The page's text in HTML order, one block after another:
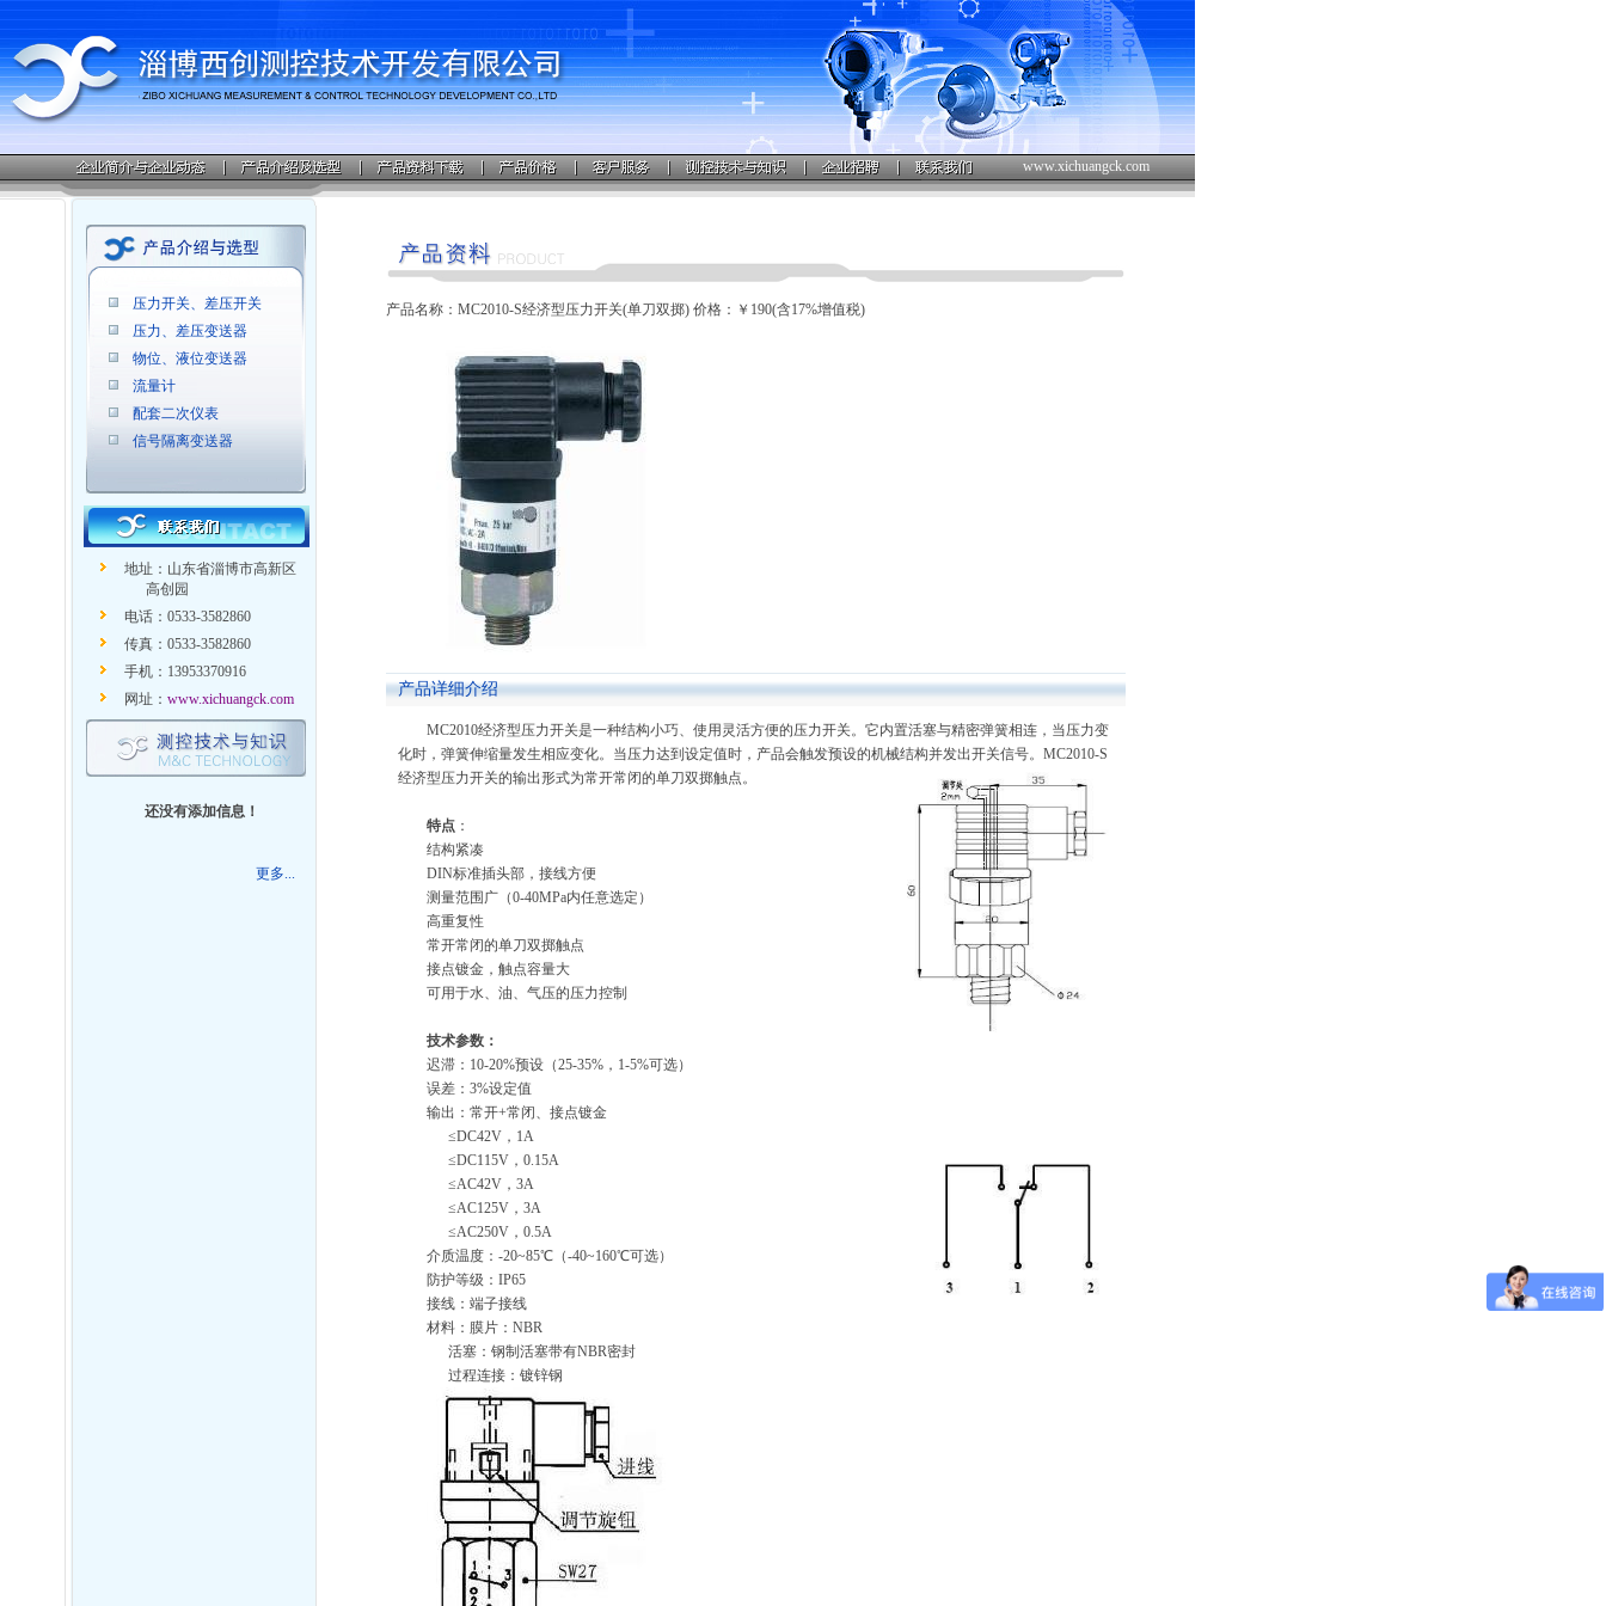
www.xichuangck.com
压力开关、差压开关
压力、差压变送器
物位、液位变送器
流量计
配套二次仪表
信号隔离变送器
地址：山东省淄博市高新区
高创园
电话：0533-3582860
传真：0533-3582860
手机：13953370916
网址： www.xichuangck.com
还没有添加信息！
更多...
产品名称：MC2010-S经济型压力开关(单刀双掷) 价格：￥190(含17%增值税)
产品详细介绍
MC2010经济型压力开关是一种结构小巧、使用灵活方便的压力开关。它内置活塞与精密弹簧相连，当压力变
化时，弹簧伸缩量发生相应变化。当压力达到设定值时，产品会触发预设的机械结构并发出开关信号。MC2010-S
经济型压力开关的输出形式为常开常闭的单刀双掷触点。
特点 ：
结构紧凑
DIN标准插头部，接线方便
测量范围广（0-40MPa内任意选定）
高重复性
常开常闭的单刀双掷触点
接点镀金，触点容量大
可用于水、油、气压的压力控制
技术参数：
迟滞：10-20%预设（25-35%，1-5%可选）
误差：3%设定值
输出：常开+常闭、接点镀金
≤DC42V，1A
≤DC115V，0.15A
≤AC42V，3A
≤AC125V，3A
≤AC250V，0.5A
介质温度：-20~85℃（-40~160℃可选）
防护等级：IP65
接线：端子接线
材料：膜片：NBR
活塞：钢制活塞带有NBR密封
过程连接：镀锌钢